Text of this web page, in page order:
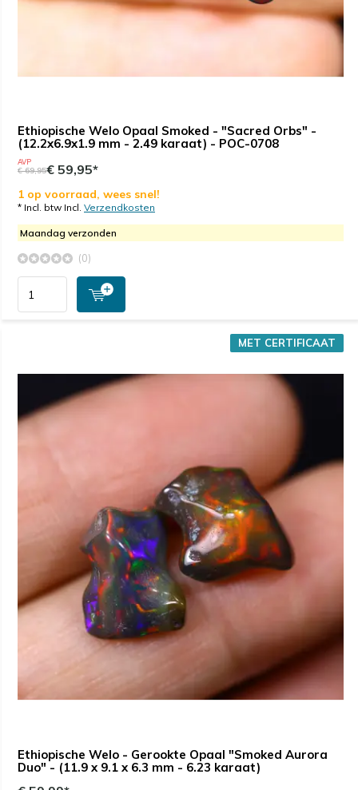
Ethiopische Welo Opaal Smoked - "Sacred Orbs" -
(12.2x6.9x1.9 mm - 2.49 karaat) - POC-0708
AVP
€ 69,95€ 59,95*
1 op voorraad, wees snel!
* Incl. btw Incl. Verzendkosten
Maandag verzonden
(0)
Ethiopische Welo - Gerookte Opaal "Smoked Aurora
Duo" - (11.9 x 9.1 x 6.3 mm - 6.23 karaat)
MET CERTIFICAAT